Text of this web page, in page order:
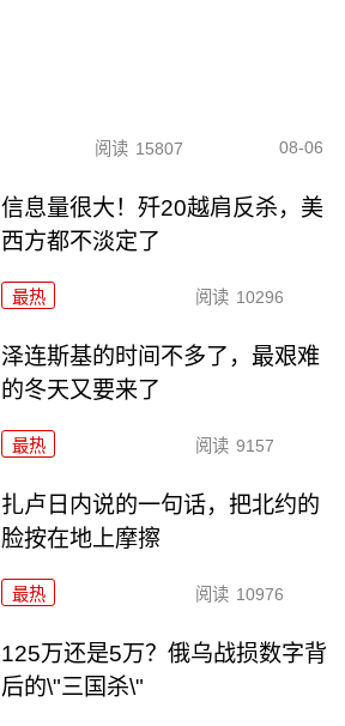
阅读 15807 08-06
信息量很大！歼20越肩反杀，美
西方都不淡定了
最热 阅读 10296
泽连斯基的时间不多了，最艰难
的冬天又要来了
最热 阅读 9157
扎卢日内说的一句话，把北约的
脸按在地上摩擦
最热 阅读 10976
125万还是5万？俄乌战损数字背
后的\"三国杀\"